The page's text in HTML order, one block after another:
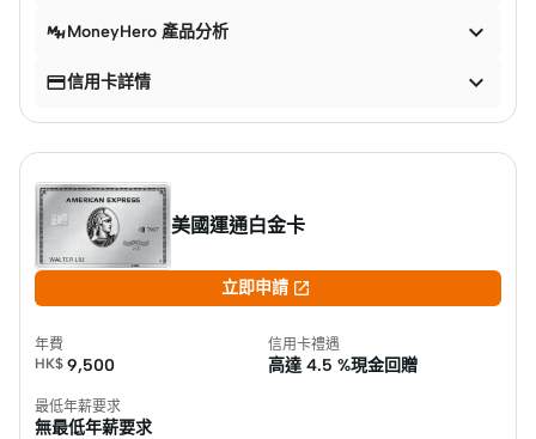
MoneyHero 產品分析 
信用卡詳情 
美國運通白金卡
立即申請 
年費
HK$ 9,500
信用卡禮遇
高達 4.5 %現金回贈
最低年薪要求
無最低年薪要求